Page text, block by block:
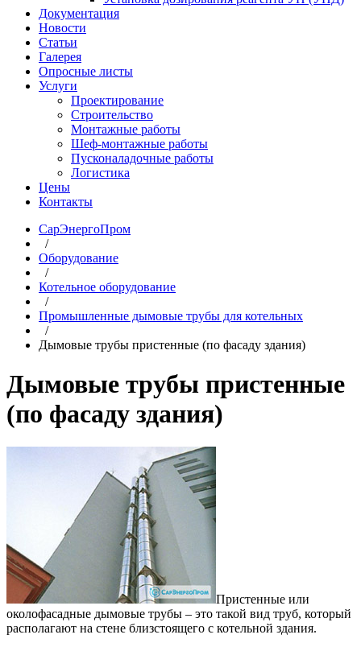
Документация
Новости
Статьи
Галерея
Опросные листы
Услуги
Проектирование
Строительство
Монтажные работы
Шеф-монтажные работы
Пусконаладочные работы
Логистика
Цены
Контакты
СарЭнергоПром
/
Оборудование
/
Котельное оборудование
/
Промышленные дымовые трубы для котельных
/
Дымовые трубы пристенные (по фасаду здания)
Дымовые трубы пристенные
(по фасаду здания)
Пристенные или
околофасадные дымовые трубы – это такой вид труб, который
располагают на стене близстоящего с котельной здания.